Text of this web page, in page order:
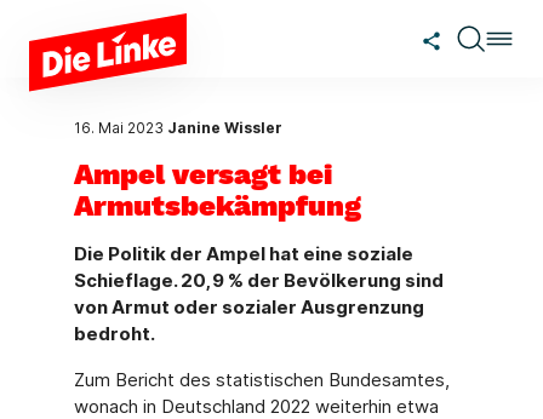
Zum Hauptinhalt springen
16. Mai 2023 Janine Wissler
Ampel versagt bei
Armutsbekämpfung
Die Politik der Ampel hat eine soziale
Schieflage. 20,9 % der Bevölkerung sind
von Armut oder sozialer Ausgrenzung
bedroht.
Zum Bericht des statistischen Bundesamtes,
wonach in Deutschland 2022 weiterhin etwa